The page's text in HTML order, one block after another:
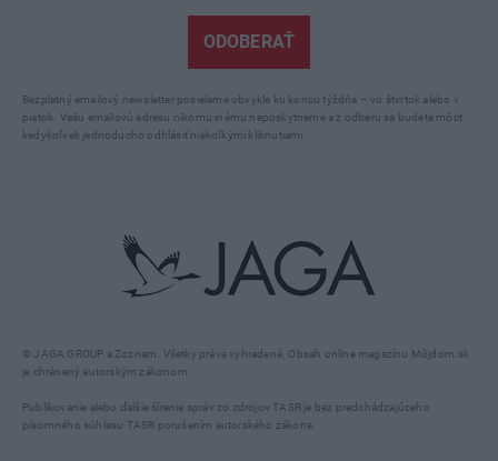
© JAGA GROUP a Zoznam. Všetky práva vyhradené. Obsah online magazínu Môjdom.sk
je chránený autorským zákonom.
Publikovanie alebo ďalšie šírenie správ zo zdrojov TASR je bez predchádzajúceho
písomného súhlasu TASR porušením autorského zákona.
ODOBERAŤ
Bezplatný emailový newsletter posielame obvykle ku koncu týždňa – vo štvrtok alebo v
piatok. Vašu emailovú adresu nikomu inému neposkytneme a z odberu sa budete môcť
kedykoľvek jednoducho odhlásiť niekoľkými kliknutiami.